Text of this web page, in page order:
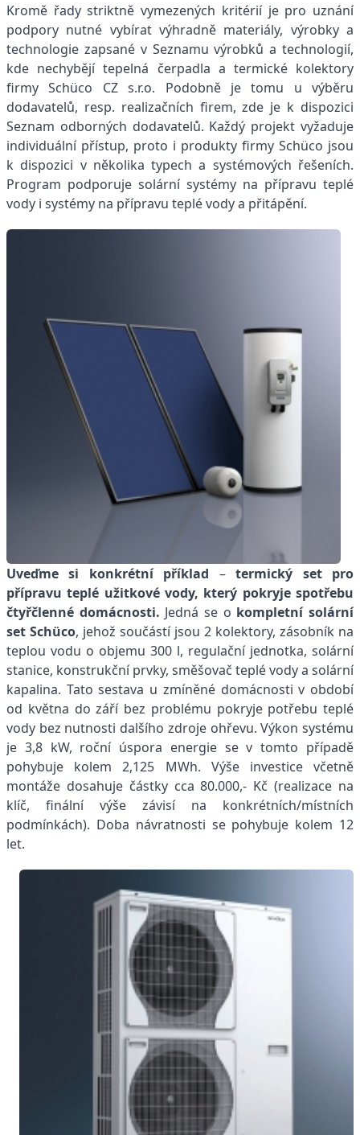
Kromě řady striktně vymezených kritérií je pro uznání
podpory nutné vybírat výhradně materiály, výrobky a
technologie zapsané v Seznamu výrobků a technologií,
kde nechybějí tepelná čerpadla a termické kolektory
firmy Schüco CZ s.r.o. Podobně je tomu u výběru
dodavatelů, resp. realizačních firem, zde je k dispozici
Seznam odborných dodavatelů. Každý projekt vyžaduje
individuální přístup, proto i produkty firmy Schüco jsou
k dispozici v několika typech a systémových řešeních.
Program podporuje solární systémy na přípravu teplé
vody i systémy na přípravu teplé vody a přitápění.
Uveďme si konkrétní příklad –termický set pro
přípravu teplé užitkové vody, který pokryje spotřebu
čtyřčlenné domácnosti. Jedná se o kompletní solární
set Schüco, jehož součástí jsou 2 kolektory, zásobník na
teplou vodu o objemu 300 l, regulační jednotka, solární
stanice, konstrukční prvky, směšovač teplé vody a solární
kapalina. Tato sestava u zmíněné domácnosti v období
od května do září bez problému pokryje potřebu teplé
vody bez nutnosti dalšího zdroje ohřevu. Výkon systému
je 3,8 kW, roční úspora energie se v tomto případě
pohybuje kolem 2,125 MWh. Výše investice včetně
montáže dosahuje částky cca 80.000,- Kč (realizace na
klíč, finální výše závisí na konkrétních/místních
podmínkách). Doba návratnosti se pohybuje kolem 12
let.